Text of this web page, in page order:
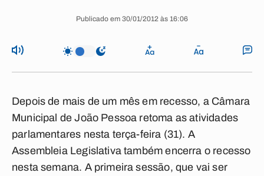
Publicado em 30/01/2012 às 16:06
Depois de mais de um mês em recesso, a Câmara
Municipal de João Pessoa retoma as atividades
parlamentares nesta terça-feira (31). A
Assembleia Legislativa também encerra o recesso
nesta semana. A primeira sessão, que vai ser